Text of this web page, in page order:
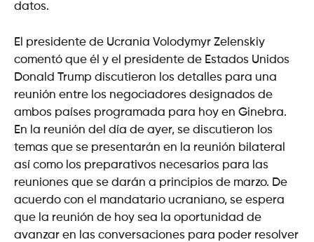
datos.
El presidente de Ucrania Volodymyr Zelenskiy
comentó que él y el presidente de Estados Unidos
Donald Trump discutieron los detalles para una
reunión entre los negociadores designados de
ambos países programada para hoy en Ginebra.
En la reunión del día de ayer, se discutieron los
temas que se presentarán en la reunión bilateral
así como los preparativos necesarios para las
reuniones que se darán a principios de marzo. De
acuerdo con el mandatario ucraniano, se espera
que la reunión de hoy sea la oportunidad de
avanzar en las conversaciones para poder resolver